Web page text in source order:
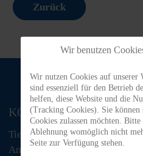
Zurück
KONTAKT
Tiere in Not Odenwald e.V.
Am Morsberg 1
Wir benutzen
Wir nutzen Cookies auf unserer
sind essenziell für den Betrieb
helfen, diese Website und die
(Tracking Cookies). Sie können
Cookies zulassen möchten.
Ablehnung womöglich nicht
Seite zur Verfügung stehen.